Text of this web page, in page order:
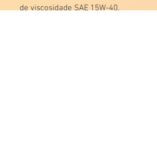
de viscosidade SAE 15W-40.